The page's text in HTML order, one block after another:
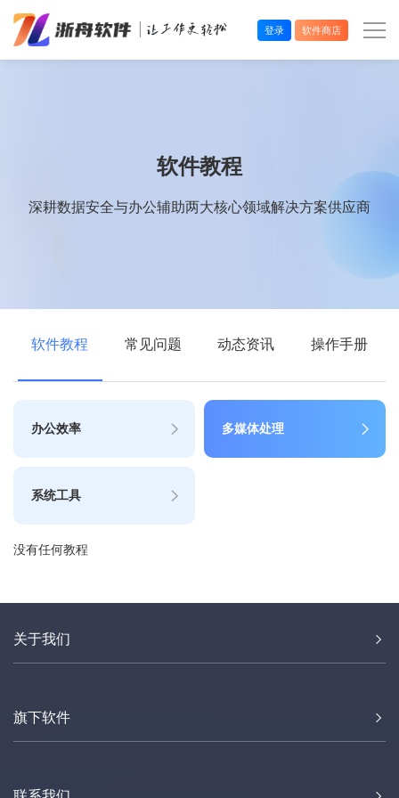
登录 软件商店
软件教程
深耕数据安全与办公辅助两大核心领域解决方案供应商
软件教程 常见问题 动态资讯 操作手册
办公效率 多媒体处理
系统工具
没有任何教程
关于我们
旗下软件